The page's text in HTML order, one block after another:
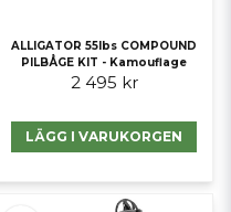
ALLIGATOR 55lbs COMPOUND
PILBÅGE KIT - Kamouflage
2 495 kr
LÄGG I VARUKORGEN